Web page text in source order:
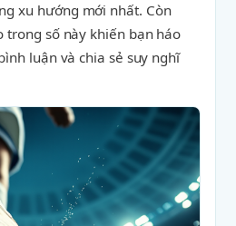
xu hướng mới nhất. Còn
trong số này khiến bạn háo
luận và chia sẻ suy nghĩ